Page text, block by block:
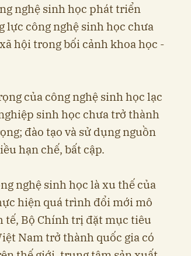
nghệ sinh học phát triển
lực công nghệ sinh học chưa
hội trong bối cảnh khoa học -
của công nghệ sinh học lạc
sinh học chưa trở thành
đào tạo và sử dụng nguồn
hạn chế, bất cập.
nghệ sinh học là xu thế của
hiện quá trình đổi mới mô
tế, Bộ Chính trị đặt mục tiêu
Nam trở thành quốc gia có